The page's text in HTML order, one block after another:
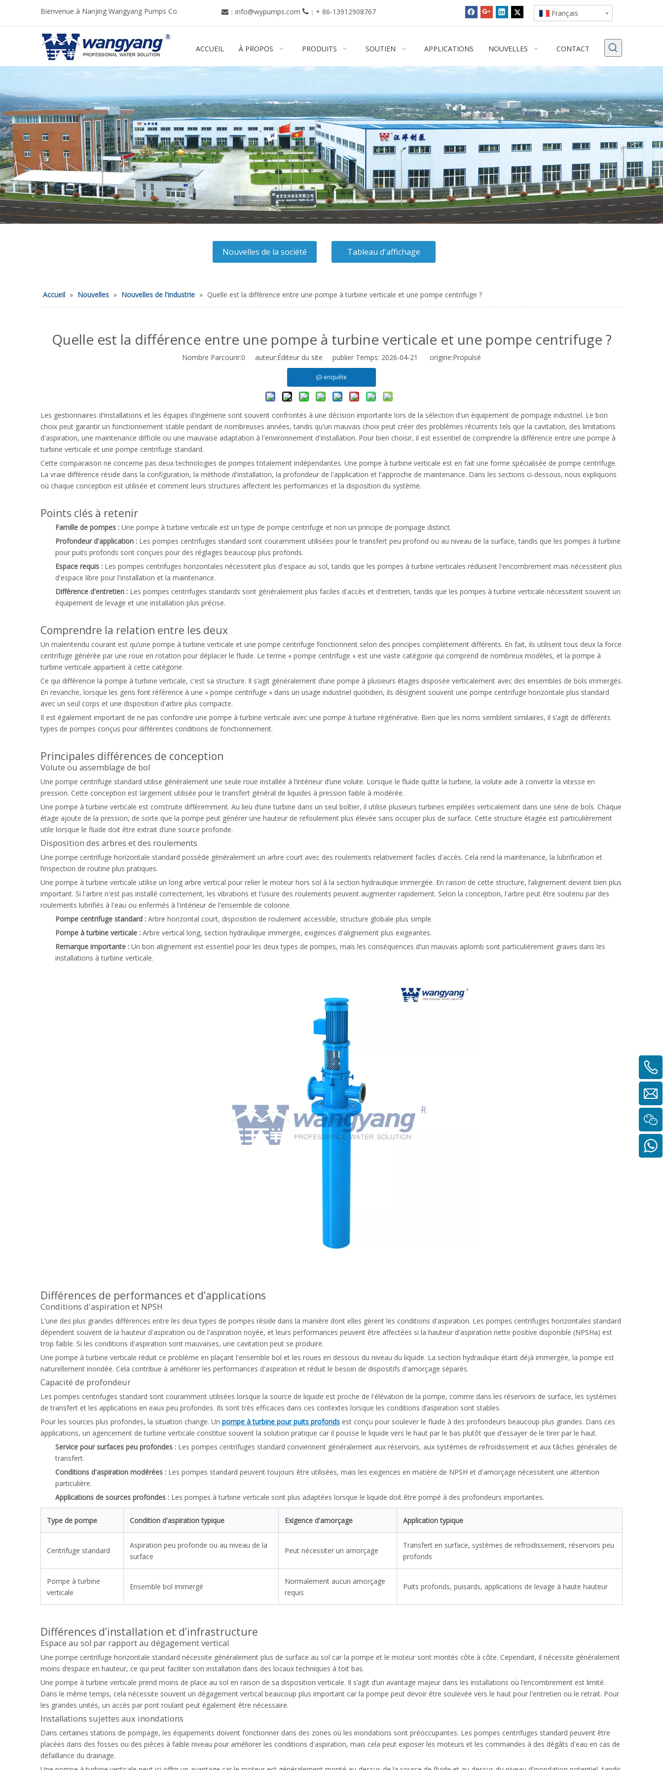
Bienvenue à Nanjing Wangyang Pumps Co.  ： info@wypumps.com  ： + 86-13912908767 Français
ACCUEIL À PROPOS PRODUITS SOUTIEN APPLICATIONS NOUVELLES CONTACT
Nouvelles de la société Tableau d'affichage
Accueil » Nouvelles » Nouvelles de l'industrie » Quelle est la différence entre une pompe à turbine verticale et une pompe centrifuge ?
Quelle est la différence entre une pompe à turbine verticale et une pompe centrifuge ?
Nombre Parcourir:0 auteur:Éditeur du site publier Temps: 2026-04-21 origine:Propulsé
enquête
Les gestionnaires d'installations et les équipes d'ingénierie sont souvent confrontés à une décision importante lors de la sélection d'un équipement de pompage industriel. Le bon
choix peut garantir un fonctionnement stable pendant de nombreuses années, tandis qu'un mauvais choix peut créer des problèmes récurrents tels que la cavitation, des limitations
d'aspiration, une maintenance difficile ou une mauvaise adaptation à l'environnement d'installation. Pour bien choisir, il est essentiel de comprendre la différence entre une pompe à
turbine verticale et une pompe centrifuge standard.
Cette comparaison ne concerne pas deux technologies de pompes totalement indépendantes. Une pompe à turbine verticale est en fait une forme spécialisée de pompe centrifuge.
La vraie différence réside dans la configuration, la méthode d'installation, la profondeur de l'application et l'approche de maintenance. Dans les sections ci-dessous, nous expliquons
où chaque conception est utilisée et comment leurs structures affectent les performances et la disposition du système.
Points clés à retenir
Famille de pompes : Une pompe à turbine verticale est un type de pompe centrifuge et non un principe de pompage distinct.
Profondeur d'application : Les pompes centrifuges standard sont couramment utilisées pour le transfert peu profond ou au niveau de la surface, tandis que les pompes à turbine
pour puits profonds sont conçues pour des réglages beaucoup plus profonds.
Espace requis : Les pompes centrifuges horizontales nécessitent plus d'espace au sol, tandis que les pompes à turbine verticales réduisent l'encombrement mais nécessitent plus
d'espace libre pour l'installation et la maintenance.
Différence d'entretien : Les pompes centrifuges standards sont généralement plus faciles d'accès et d'entretien, tandis que les pompes à turbine verticale nécessitent souvent un
équipement de levage et une installation plus précise.
Comprendre la relation entre les deux
Un malentendu courant est qu’une pompe à turbine verticale et une pompe centrifuge fonctionnent selon des principes complètement différents. En fait, ils utilisent tous deux la force
centrifuge générée par une roue en rotation pour déplacer le fluide. Le terme « pompe centrifuge » est une vaste catégorie qui comprend de nombreux modèles, et la pompe à
turbine verticale appartient à cette catégorie.
Ce qui différencie la pompe à turbine verticale, c'est sa structure. Il s’agit généralement d’une pompe à plusieurs étages disposée verticalement avec des ensembles de bols immergés.
En revanche, lorsque les gens font référence à une « pompe centrifuge » dans un usage industriel quotidien, ils désignent souvent une pompe centrifuge horizontale plus standard
avec un seul corps et une disposition d'arbre plus compacte.
Il est également important de ne pas confondre une pompe à turbine verticale avec une pompe à turbine régénérative. Bien que les noms semblent similaires, il s’agit de différents
types de pompes conçus pour différentes conditions de fonctionnement.
Principales différences de conception
Volute ou assemblage de bol
Une pompe centrifuge standard utilise généralement une seule roue installée à l’intérieur d’une volute. Lorsque le fluide quitte la turbine, la volute aide à convertir la vitesse en
pression. Cette conception est largement utilisée pour le transfert général de liquides à pression faible à modérée.
Une pompe à turbine verticale est construite différemment. Au lieu d’une turbine dans un seul boîtier, il utilise plusieurs turbines empilées verticalement dans une série de bols. Chaque
étage ajoute de la pression, de sorte que la pompe peut générer une hauteur de refoulement plus élevée sans occuper plus de surface. Cette structure étagée est particulièrement
utile lorsque le fluide doit être extrait d’une source profonde.
Disposition des arbres et des roulements
Une pompe centrifuge horizontale standard possède généralement un arbre court avec des roulements relativement faciles d'accès. Cela rend la maintenance, la lubrification et
l’inspection de routine plus pratiques.
Une pompe à turbine verticale utilise un long arbre vertical pour relier le moteur hors sol à la section hydraulique immergée. En raison de cette structure, l’alignement devient bien plus
important. Si l'arbre n'est pas installé correctement, les vibrations et l'usure des roulements peuvent augmenter rapidement. Selon la conception, l'arbre peut être soutenu par des
roulements lubrifiés à l'eau ou enfermés à l'intérieur de l'ensemble de colonne.
Pompe centrifuge standard : Arbre horizontal court, disposition de roulement accessible, structure globale plus simple.
Pompe à turbine verticale : Arbre vertical long, section hydraulique immergée, exigences d'alignement plus exigeantes.
Remarque importante : Un bon alignement est essentiel pour les deux types de pompes, mais les conséquences d'un mauvais aplomb sont particulièrement graves dans les
installations à turbine verticale.
Différences de performances et d’applications
Conditions d'aspiration et NPSH
L'une des plus grandes différences entre les deux types de pompes réside dans la manière dont elles gèrent les conditions d'aspiration. Les pompes centrifuges horizontales standard
dépendent souvent de la hauteur d'aspiration ou de l'aspiration noyée, et leurs performances peuvent être affectées si la hauteur d'aspiration nette positive disponible (NPSHa) est
trop faible. Si les conditions d'aspiration sont mauvaises, une cavitation peut se produire.
Une pompe à turbine verticale réduit ce problème en plaçant l'ensemble bol et les roues en dessous du niveau du liquide. La section hydraulique étant déjà immergée, la pompe est
naturellement inondée. Cela contribue à améliorer les performances d'aspiration et réduit le besoin de dispositifs d'amorçage séparés.
Capacité de profondeur
Les pompes centrifuges standard sont couramment utilisées lorsque la source de liquide est proche de l'élévation de la pompe, comme dans les réservoirs de surface, les systèmes
de transfert et les applications en eaux peu profondes. Ils sont très efficaces dans ces contextes lorsque les conditions d’aspiration sont stables.
Pour les sources plus profondes, la situation change. Un pompe à turbine pour puits profonds est conçu pour soulever le fluide à des profondeurs beaucoup plus grandes. Dans ces
applications, un agencement de turbine verticale constitue souvent la solution pratique car il pousse le liquide vers le haut par le bas plutôt que d'essayer de le tirer par le haut.
Service pour surfaces peu profondes : Les pompes centrifuges standard conviennent généralement aux réservoirs, aux systèmes de refroidissement et aux tâches générales de
transfert.
Conditions d'aspiration modérées : Les pompes standard peuvent toujours être utilisées, mais les exigences en matière de NPSH et d'amorçage nécessitent une attention
particulière.
Applications de sources profondes : Les pompes à turbine verticale sont plus adaptées lorsque le liquide doit être pompé à des profondeurs importantes.
Type de pompe Condition d'aspiration typique Exigence d'amorçage Application typique
Centrifuge standard
Aspiration peu profonde ou au niveau de la
surface
Peut nécessiter un amorçage
Transfert en surface, systèmes de refroidissement, réservoirs peu
profonds
Pompe à turbine
verticale
Ensemble bol immergé
Normalement aucun amorçage
requis
Puits profonds, puisards, applications de levage à haute hauteur
Différences d’installation et d’infrastructure
Espace au sol par rapport au dégagement vertical
Une pompe centrifuge horizontale standard nécessite généralement plus de surface au sol car la pompe et le moteur sont montés côte à côte. Cependant, il nécessite généralement
moins d’espace en hauteur, ce qui peut faciliter son installation dans des locaux techniques à toit bas.
Une pompe à turbine verticale prend moins de place au sol en raison de sa disposition verticale. Il s’agit d’un avantage majeur dans les installations où l’encombrement est limité.
Dans le même temps, cela nécessite souvent un dégagement vertical beaucoup plus important car la pompe peut devoir être soulevée vers le haut pour l'entretien ou le retrait. Pour
les grandes unités, un accès par pont roulant peut également être nécessaire.
Installations sujettes aux inondations
Dans certaines stations de pompage, les équipements doivent fonctionner dans des zones où les inondations sont préoccupantes. Les pompes centrifuges standard peuvent être
placées dans des fosses ou des pièces à faible niveau pour améliorer les conditions d'aspiration, mais cela peut exposer les moteurs et les commandes à des dégâts d'eau en cas de
défaillance du drainage.